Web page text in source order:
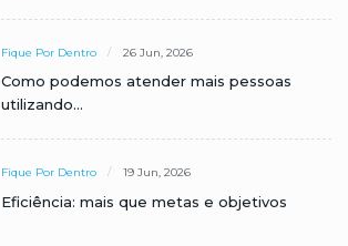
Fique Por Dentro 26 Jun, 2026
Como podemos atender mais pessoas
utilizando...
Fique Por Dentro 19 Jun, 2026
Eficiência: mais que metas e objetivos